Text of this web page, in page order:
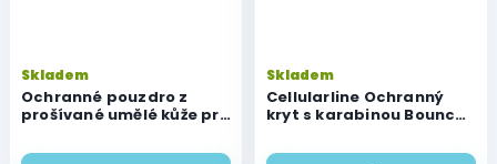
Ochranné pouzdro z
prošívané umělé kůže pro
Skladem
Cellularline Ochranný
kryt s karabinou Bounce
Skladem